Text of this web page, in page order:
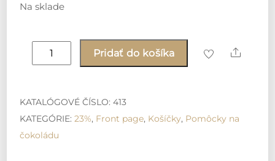
Na sklade
množstvo
Alu
na
pečenie
(100ks)
Pridať do košíka Share
KATALÓGOVÉ ČÍSLO:413
KATEGÓRIE:23%, Front page, Košíčky, Pomôcky na
čokoládu